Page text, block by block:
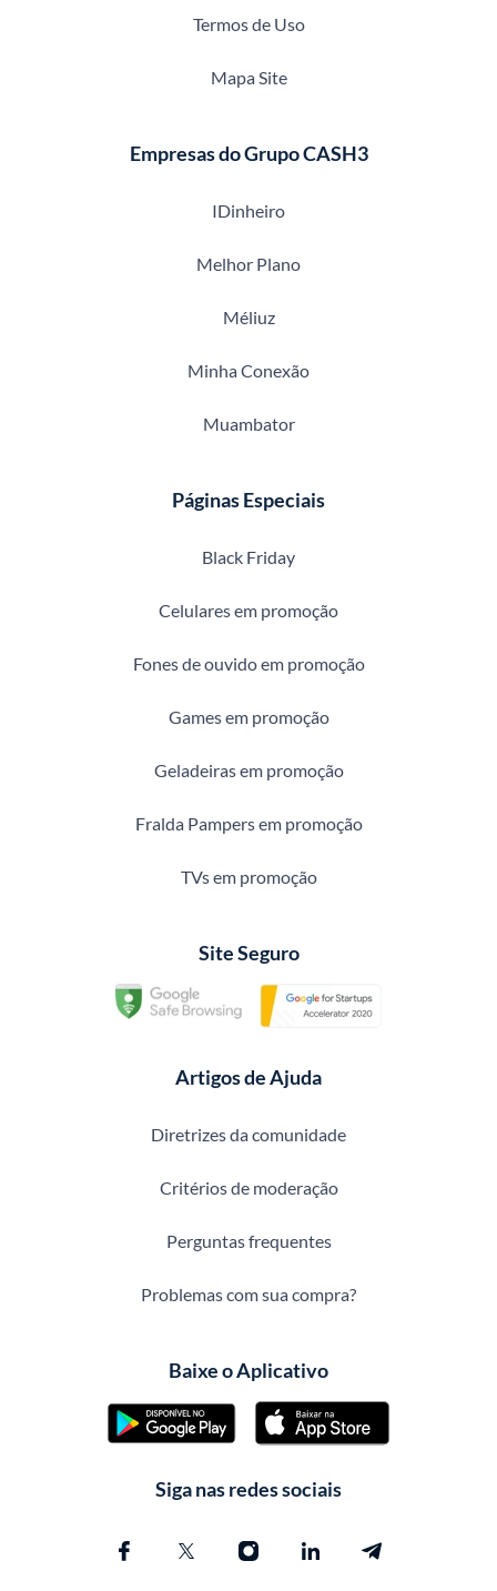
Termos de Uso
Mapa Site
Empresas do Grupo CASH3
IDinheiro
Melhor Plano
Méliuz
Minha Conexão
Muambator
Páginas Especiais
Black Friday
Celulares em promoção
Fones de ouvido em promoção
Games em promoção
Geladeiras em promoção
Fralda Pampers em promoção
TVs em promoção
Site Seguro
Artigos de Ajuda
Diretrizes da comunidade
Critérios de moderação
Perguntas frequentes
Problemas com sua compra?
Baixe o Aplicativo
Siga nas redes sociais